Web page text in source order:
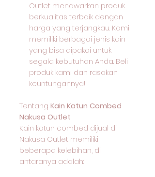
Outlet menawarkan produk
berkualitas terbaik dengan
harga yang terjangkau. Kami
memiliki berbagai jenis kain
yang bisa dipakai untuk
segala kebutuhan Anda. Beli
produk kami dan rasakan
keuntungannya!
Tentang Kain Katun Combed
Nakusa Outlet
Kain katun combed dijual di
Nakusa Outlet memiliki
beberapa kelebihan, di
antaranya adalah: